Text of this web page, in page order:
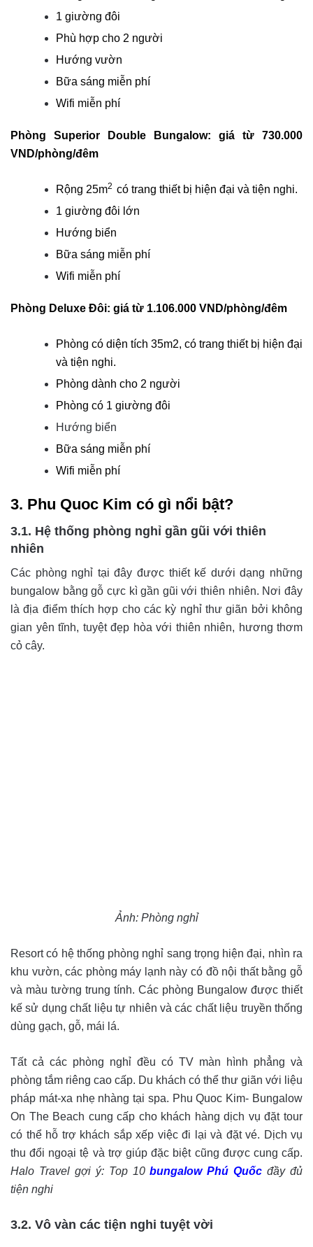
1 giường đôi
Phù hợp cho 2 người
Hướng vườn
Bữa sáng miễn phí
Wifi miễn phí
Phòng Superior Double Bungalow: giá từ 730.000
VND/phòng/đêm
Rộng 25m2 có trang thiết bị hiện đại và tiện nghi.
1 giường đôi lớn
Hướng biển
Bữa sáng miễn phí
Wifi miễn phí
Phòng Deluxe Đôi: giá từ 1.106.000 VND/phòng/đêm
Phòng có diện tích 35m2, có trang thiết bị hiện đại
và tiện nghi.
Phòng dành cho 2 người
Phòng có 1 giường đôi
Hướng biển
Bữa sáng miễn phí
Wifi miễn phí
3. Phu Quoc Kim có gì nổi bật?
3.1. Hệ thống phòng nghỉ gần gũi với thiên
nhiên
Các phòng nghỉ tại đây được thiết kế dưới dạng những
bungalow bằng gỗ cực kì gần gũi với thiên nhiên. Nơi đây
là địa điểm thích hợp cho các kỳ nghỉ thư giãn bởi không
gian yên tĩnh, tuyệt đẹp hòa với thiên nhiên, hương thơm
cỏ cây.
Ảnh: Phòng nghỉ
Resort có hệ thống phòng nghỉ sang trọng hiện đại, nhìn ra
khu vườn, các phòng máy lạnh này có đồ nội thất bằng gỗ
và màu tường trung tính. Các phòng Bungalow được thiết
kế sử dụng chất liệu tự nhiên và các chất liệu truyền thống
dùng gạch, gỗ, mái lá.
Tất cả các phòng nghỉ đều có TV màn hình phẳng và
phòng tắm riêng cao cấp. Du khách có thể thư giãn với liệu
pháp mát-xa nhẹ nhàng tại spa. Phu Quoc Kim- Bungalow
On The Beach cung cấp cho khách hàng dịch vụ đặt tour
có thể hỗ trợ khách sắp xếp việc đi lại và đặt vé. Dịch vụ
thu đổi ngoại tệ và trợ giúp đặc biệt cũng được cung cấp.
Halo Travel gợi ý: Top 10bungalow Phú Quốc đầy đủ
tiện nghi
3.2. Vô vàn các tiện nghi tuyệt vời